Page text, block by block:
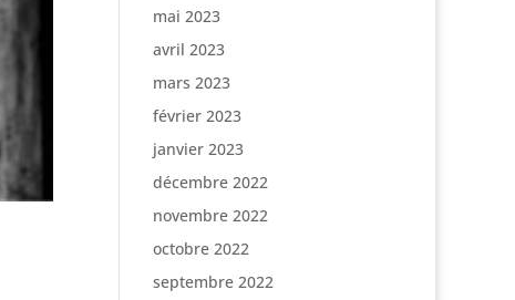
mai 2023
avril 2023
mars 2023
février 2023
janvier 2023
décembre 2022
novembre 2022
octobre 2022
septembre 2022